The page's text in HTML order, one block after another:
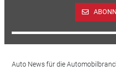
Auto News für die